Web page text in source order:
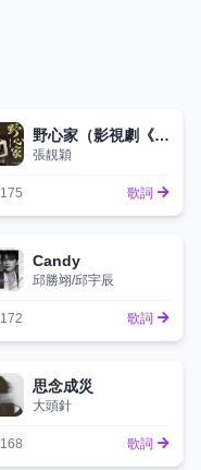
野心家（影視劇《灼灼韶華》主題曲）
張靚穎
175 歌詞
Candy
邱勝翊/邱宇辰
172 歌詞
思念成災
大頭針
168 歌詞